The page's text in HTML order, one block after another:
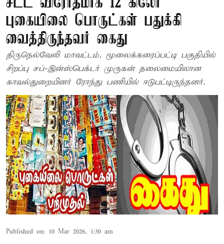
புகையிலை பொருட்கள் பதுக்கி
வைத்திருந்தவர் கைது
திருநெல்வேலி மாவட்டம், மூலைக்கரைப்பட்டி பகுதியில்
சிறப்பு சப்-இன்ஸ்பெக்டர் முருகன் தலைமையிலான
காவல்துறையினர் ரோந்து பணியில் ஈடுபட்டிருந்தனர்.
Published on: 10 Mar 2026, 1:30 am